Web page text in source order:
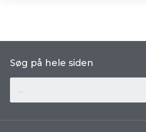
Søg på hele siden